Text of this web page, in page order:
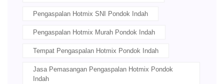
Pengaspalan Hotmix SNI Pondok Indah
Pengaspalan Hotmix Murah Pondok Indah
Tempat Pengaspalan Hotmix Pondok Indah
Jasa Pemasangan Pengaspalan Hotmix Pondok
Indah